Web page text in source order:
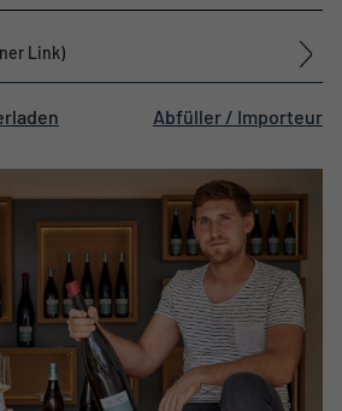
Link)
Abfüller / Importeur